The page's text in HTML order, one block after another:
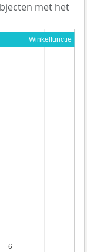
met het
6
6
Winkelfunctie